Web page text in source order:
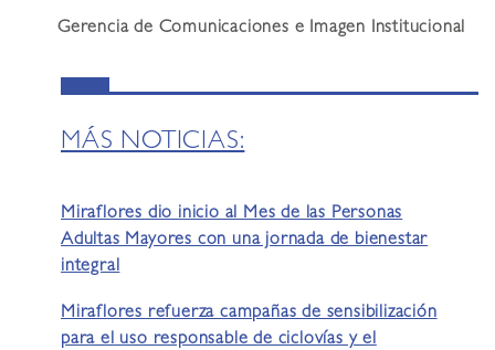
Gerencia de Comunicaciones e Imagen Institucional
MÁS NOTICIAS:
Miraflores dio inicio al Mes de las Personas
Adultas Mayores con una jornada de bienestar
integral
Miraflores refuerza campañas de sensibilización
para el uso responsable de ciclovías y el